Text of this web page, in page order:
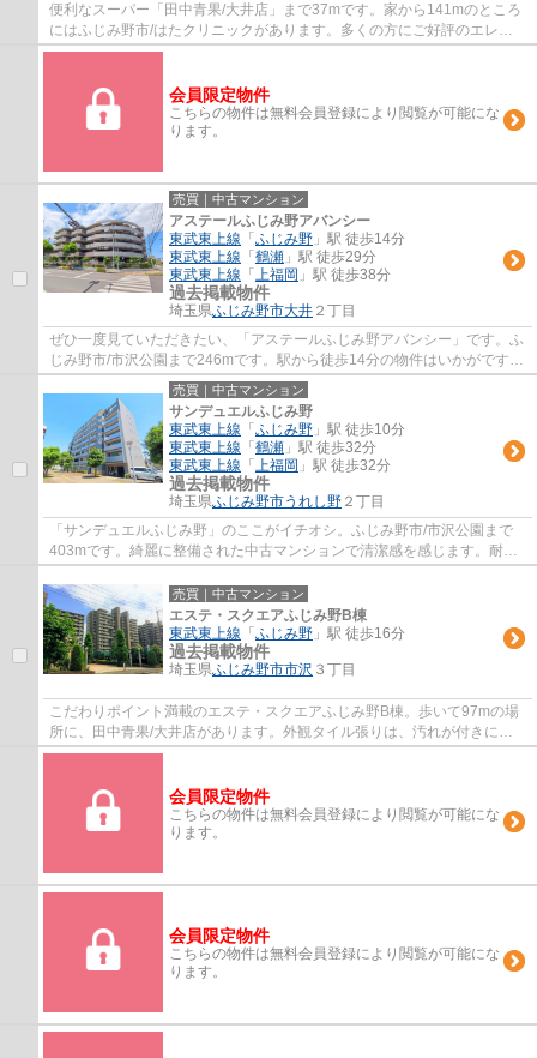
便利なスーパー「田中青果/大井店」まで37mです。家から141mのところ
にはふじみ野市/はたクリニックがあります。多くの方にご好評のエレベ
ーター付き物件はこちらです。多くの方に好評...
会員限定物件
こちらの物件は無料会員登録により閲覧が可能にな
ります。
売買｜中古マンション
アステールふじみ野アバンシー
東武東上線 「 ふじみ野 」駅 徒歩14分
東武東上線 「 鶴瀬 」駅 徒歩29分
東武東上線 「 上福岡 」駅 徒歩38分
過去掲載物件
埼玉県ふじみ野市大井 ２丁目
ぜひ一度見ていただきたい、「アステールふじみ野アバンシー」です。ふ
じみ野市/市沢公園まで246mです。駅から徒歩14分の物件はいかがです
か。住んでいて心地の良い中古マンションで魅...
売買｜中古マンション
サンデュエルふじみ野
東武東上線 「 ふじみ野 」駅 徒歩10分
東武東上線 「 鶴瀬 」駅 徒歩32分
東武東上線 「 上福岡 」駅 徒歩32分
過去掲載物件
埼玉県ふじみ野市うれし野 ２丁目
「サンデュエルふじみ野」のここがイチオシ。ふじみ野市/市沢公園まで
403mです。綺麗に整備された中古マンションで清潔感を感じます。耐水
効果がとても魅力的な外観タイル張りの物件を...
売買｜中古マンション
エステ・スクエアふじみ野B棟
東武東上線 「 ふじみ野 」駅 徒歩16分
過去掲載物件
埼玉県ふじみ野市市沢 ３丁目
こだわりポイント満載のエステ・スクエアふじみ野B棟。歩いて97mの場
所に、田中青果/大井店があります。外観タイル張りは、汚れが付きにく
いのでいつまでも綺麗です。多くの方にとって...
会員限定物件
こちらの物件は無料会員登録により閲覧が可能にな
ります。
会員限定物件
こちらの物件は無料会員登録により閲覧が可能にな
ります。